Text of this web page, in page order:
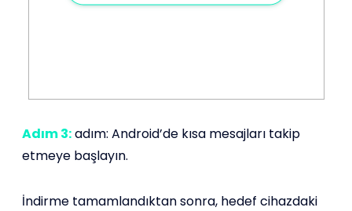
Adım 3:adım: Android’de kısa mesajları takip
etmeye başlayın.
İndirme tamamlandıktan sonra, hedef cihazdaki